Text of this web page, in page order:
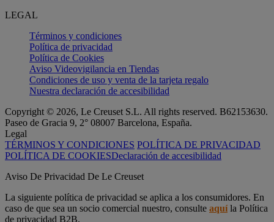
LEGAL
Términos y condiciones
Política de privacidad
Política de Cookies
Aviso Videovigilancia en Tiendas
Condiciones de uso y venta de la tarjeta regalo
Nuestra declaración de accesibilidad
Copyright © 2026, Le Creuset S.L. All rights reserved. B62153630.
Paseo de Gracia 9, 2° 08007 Barcelona, España.
Legal
TÉRMINOS Y CONDICIONES POLÍTICA DE PRIVACIDAD
POLÍTICA DE COOKIESDeclaración de accesibilidad
Aviso De Privacidad De Le Creuset
La siguiente política de privacidad se aplica a los consumidores. En
caso de que sea un socio comercial nuestro, consulte aquíla Política
de privacidad B2B.